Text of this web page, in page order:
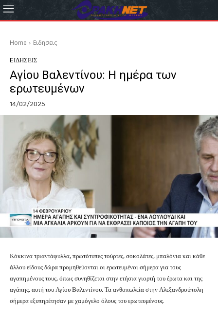
Home Eιδησεις
EΙΔΗΣΕΙΣ
Αγίου Βαλεντίνου: Η ημέρα των
ερωτευμένων
14/02/2025
Κόκκινα τριαντάφυλλα, πρωτότυπες τούρτες, σοκολάτες, μπαλόνια και κάθε
άλλου είδους δώρα προμηθεύονται οι ερωτευμένοι σήμερα για τους
αγαπημένους τους, όπως συνηθίζεται στην ετήσια γιορτή του έρωτα και της
αγάπης, αυτή του Αγίου Βαλεντίνου. Τα ανθοπωλεία στην Αλεξανδρούπολη
σήμερα εξυπηρέτησαν με χαμόγελο όλους του ερωτευμένους.